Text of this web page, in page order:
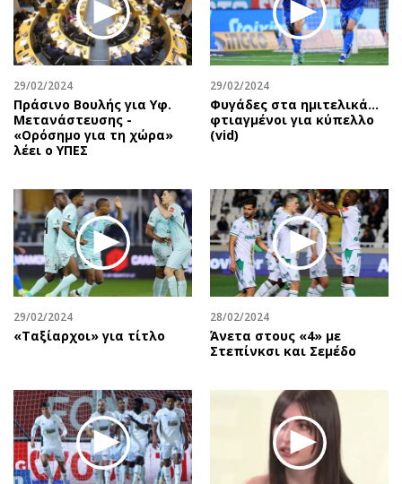
Επιχειρήσεις
Αγορές
Money Review
AstroBank Properties
Trends
Ενέργεια
Περιβάλλον
Ελλάδα
Κόσμος
Παράξενα
Πολιτισμός
Σινεμά
Εικαστικά
Βιβλίο
Χειρόγραφα
Γενικά
Αναδρομές
Πρόσωπα
Περιβάλλον
Good Life
Γυναίκα
Ταξίδια
Συνταγές
Έξοδος
Media
Εκπομπές
Wine routes
Podcasts
Προσφορές
Προσωπικότητες στην ''Κ''
Επιστολές
29/02/2024
Πράσινο Βουλής για Υφ.
Μετανάστευσης -
«Ορόσημο για τη χώρα»
λέει ο ΥΠΕΣ
29/02/2024
Φυγάδες στα ημιτελικά…
φτιαγμένοι για κύπελλο
(vid)
29/02/2024
«Ταξίαρχοι» για τίτλο
28/02/2024
Άνετα στους «4» με
Στεπίνκσι και Σεμέδο